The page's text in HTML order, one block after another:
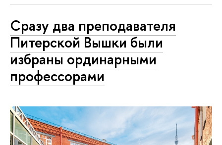
Сразу два преподавателя
Питерской Вышки были
избраны ординарными
профессорами